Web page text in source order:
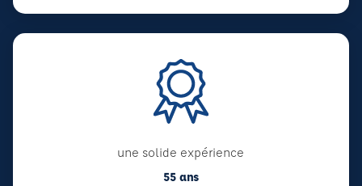
une solide expérience
55 ans